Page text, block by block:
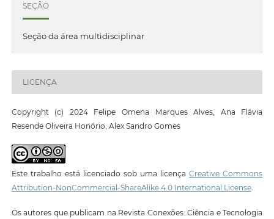
SEÇÃO
Seção da área multidisciplinar
LICENÇA
Copyright (c) 2024 Felipe Omena Marques Alves, Ana Flávia
Resende Oliveira Honório, Alex Sandro Gomes
Este trabalho está licenciado sob uma licençaCreative Commons
Attribution-NonCommercial-ShareAlike 4.0 International License.
Os autores que publicam na Revista Conexões: Ciência e Tecnologia